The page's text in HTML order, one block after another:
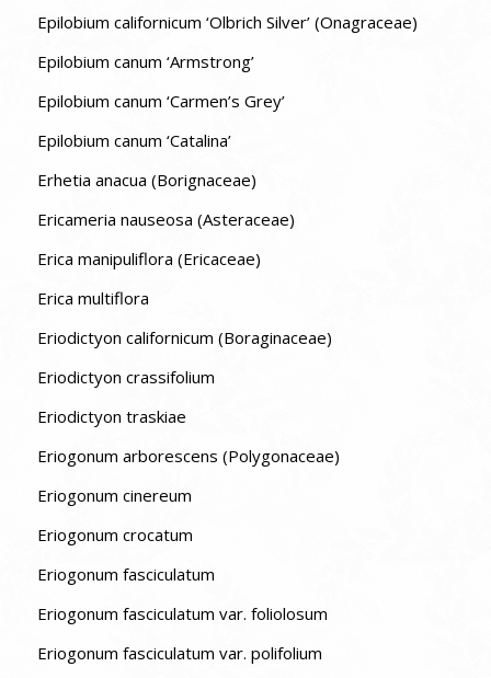
Epilobium californicum ‘Olbrich Silver’ (Onagraceae)
Epilobium canum ‘Armstrong’
Epilobium canum ‘Carmen’s Grey’
Epilobium canum ‘Catalina’
Erhetia anacua (Borignaceae)
Ericameria nauseosa (Asteraceae)
Erica manipuliflora (Ericaceae)
Erica multiflora
Eriodictyon californicum (Boraginaceae)
Eriodictyon crassifolium
Eriodictyon traskiae
Eriogonum arborescens (Polygonaceae)
Eriogonum cinereum
Eriogonum crocatum
Eriogonum fasciculatum
Eriogonum fasciculatum var. foliolosum
Eriogonum fasciculatum var. polifolium